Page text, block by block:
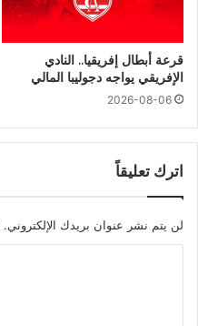
قرعة أبطال إفريقيا.. النادي
الإفريقي يواجه دجوليبا المالي
2026-08-06
اترك تعليقاً
لن يتم نشر عنوان بريدك الإلكتروني.